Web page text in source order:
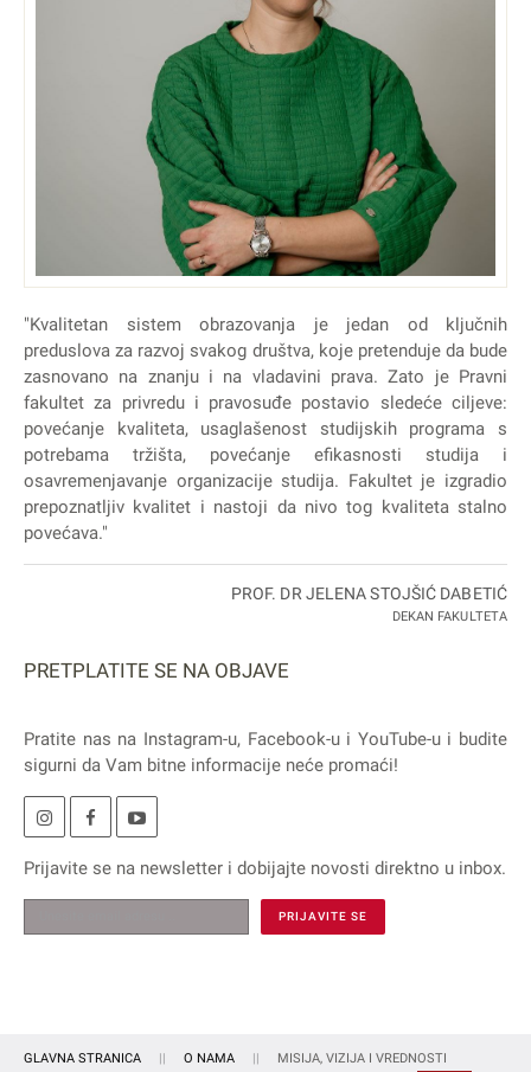
"Kvalitetan sistem obrazovanja je jedan od ključnih
preduslova za razvoj svakog društva, koje pretenduje da bude
zasnovano na znanju i na vladavini prava. Zato je Pravni
fakultet za privredu i pravosuđe postavio sledeće ciljeve:
povećanje kvaliteta, usaglašenost studijskih programa s
potrebama tržišta, povećanje efikasnosti studija i
osavremenjavanje organizacije studija. Fakultet je izgradio
prepoznatljiv kvalitet i nastoji da nivo tog kvaliteta stalno
povećava."
PROF. DR JELENA STOJŠIĆ DABETIĆ
DEKAN FAKULTETA
PRETPLATITE SE NA OBJAVE
Pratite nas na Instagram-u, Facebook-u i YouTube-u i budite
sigurni da Vam bitne informacije neće promaći!
Prijavite se na newsletter i dobijajte novosti direktno u inbox.
GLAVNA STRANICA O NAMA MISIJA, VIZIJA I VREDNOSTI